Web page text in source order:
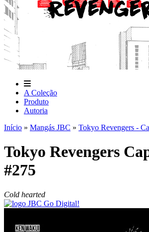
A Coleção
Produto
Autoria
Início » Mangás JBC » Tokyo Revengers -
Tokyo Revengers
#275
Cold hearted